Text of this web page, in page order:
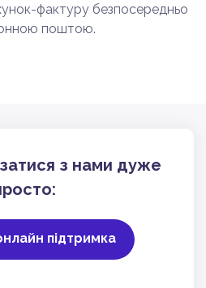
фактуру безпосередньо
поштою.
з нами дуже
підтримка